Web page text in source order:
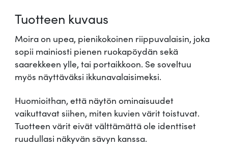
0
€
o
r
a
m
ä
r
ä
Tuotteen kuvaus
Moira on upea, pienikokoinen riippuvalaisin, joka
sopii mainiosti pienen ruokapöydän sekä
saarekkeen ylle, tai portaikkoon. Se soveltuu
myös näyttäväksi ikkunavalaisimeksi.
Huomioithan, että näytön ominaisuudet
vaikuttavat siihen, miten kuvien värit toistuvat.
Tuotteen värit eivät välttämättä ole identtiset
ruudullasi näkyvän sävyn kanssa.